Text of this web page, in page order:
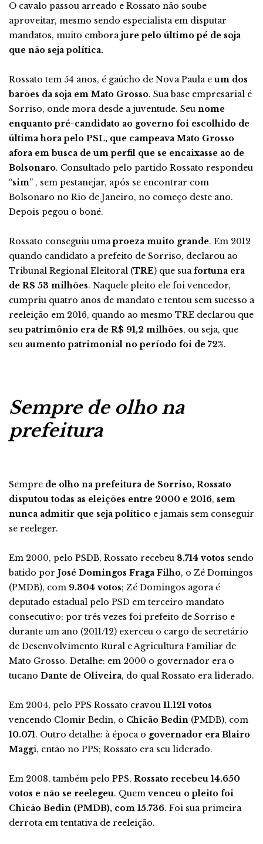
O cavalo passou arreado e Rossato não soube
aproveitar, mesmo sendo especialista em disputar
mandatos, muito emborajure pelo último pé de soja
que não seja política.
Rossato tem 54 anos, é gaúcho de Nova Paula eum dos
barões da soja em Mato Grosso. Sua base empresarial é
Sorriso, onde mora desde a juventude. Seu nome
enquanto pré-candidato ao governo foi escolhido de
última hora pelo PSL, que campeava Mato Grosso
afora em busca de um perfil que se encaixasse ao de
Bolsonaro. Consultado pelo partido Rossato respondeu
“sim” , sem pestanejar, após se encontrar com
Bolsonaro no Rio de Janeiro, no começo deste ano.
Depois pegou o boné.
Rossato conseguiu umaproeza muito grande. Em 2012
quando candidato a prefeito de Sorriso, declarou ao
Tribunal Regional Eleitoral (TRE) que suafortuna era
de R$ 53 milhões. Naquele pleito ele foi vencedor,
cumpriu quatro anos de mandato e tentou sem sucesso a
reeleição em 2016, quando ao mesmo TRE declarou que
seupatrimônio era de R$ 91,2 milhões, ou seja, que
seu aumento patrimonial no período foi de 72%.
Sempre de olho na
prefeitura
Sempre de olho na prefeitura de Sorriso, Rossato
disputou todas as eleições entre 2000 e 2016, sem
nunca admitir que seja político e jamais sem conseguir
se reeleger.
Em 2000, pelo PSDB, Rossato recebeu 8.714 votos sendo
batido por José Domingos Fraga Filho, o Zé Domingos
(PMDB), com 9.304 votos; Zé Domingos agora é
deputado estadual pelo PSD em terceiro mandato
consecutivo; por três vezes foi prefeito de Sorriso e
durante um ano (2011/12) exerceu o cargo de secretário
de Desenvolvimento Rural e Agricultura Familiar de
Mato Grosso. Detalhe: em 2000 o governador era o
tucano Dante de Oliveira, do qual Rossato era liderado.
Em 2004, pelo PPS Rossato cravou 11.121 votos
vencendo Clomir Bedin, o Chicão Bedin (PMDB), com
10.071. Outro detalhe: à época o governador era Blairo
Maggi, então no PPS; Rossato era seu liderado.
Em 2008, também pelo PPS, Rossato recebeu 14.650
votos e não se reelegeu. Quem venceu o pleito foi
Chicão Bedin (PMDB), com 15.736. Foi sua primeira
derrota em tentativa de reeleição.